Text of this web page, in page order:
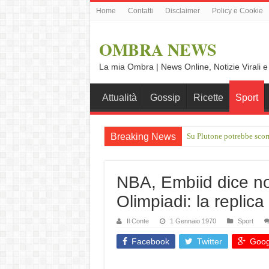
Home Contatti Disclaimer Policy e Cookie
OMBRA NEWS
La mia Ombra | News Online, Notizie Virali
Attualità Gossip Ricette Sport
Breaking News Su Plutone potrebbe
IXPE: l'osservatorio d
NBA, Embiid dice
Olimpiadi: la
Il Conte 1 Gennaio 1970 Sport
Facebook Twitter